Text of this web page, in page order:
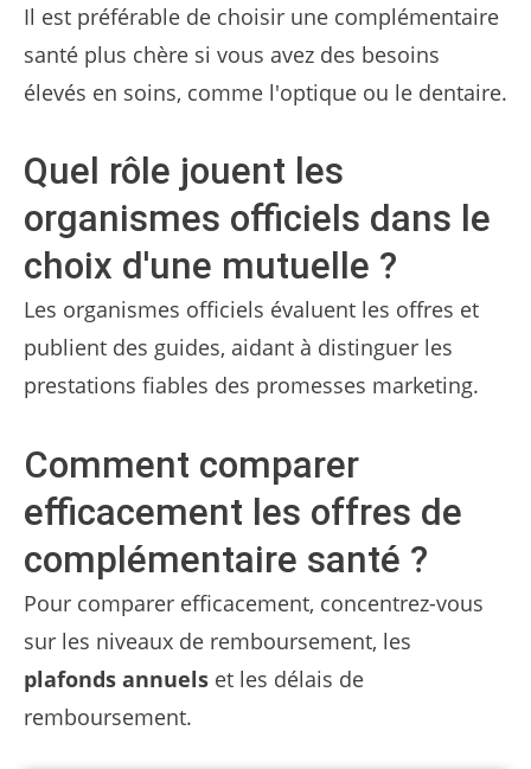
Il est préférable de choisir une complémentaire
santé plus chère si vous avez des besoins
élevés en soins, comme l'optique ou le dentaire.
Quel rôle jouent les
organismes officiels dans le
choix d'une mutuelle ?
Les organismes officiels évaluent les offres et
publient des guides, aidant à distinguer les
prestations fiables des promesses marketing.
Comment comparer
efficacement les offres de
complémentaire santé ?
Pour comparer efficacement, concentrez-vous
sur les niveaux de remboursement, les
plafonds annuels et les délais de
remboursement.